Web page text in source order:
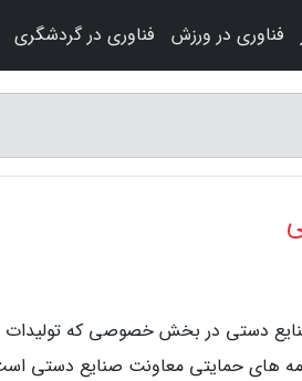
دستی در بخش خصوصی که تولیدات
های حمایتی معاونت صنایع دستی
فناوری در ورزش فناوری در گردشگری